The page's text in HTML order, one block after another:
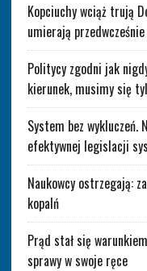
Kopciuchy wciąż trują
umierają przedwcześnie
Politycy zgodni jak
kierunek, musimy się
System bez
efektywnej legislacji
Naukowcy ostrzegają:
kopalń
Prąd stał się
sprawy w swoje ręce